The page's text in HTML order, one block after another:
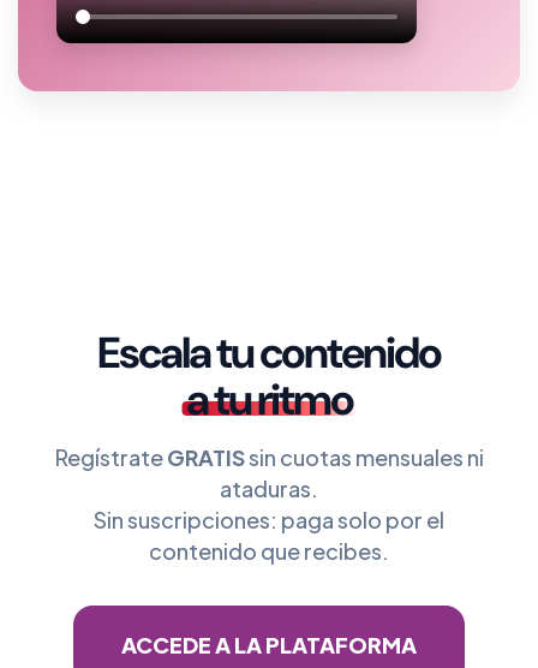
Escala tu contenido
a tu ritmo
RegístrateGRATISsin cuotas mensuales ni
ataduras.
Sin suscripciones: paga solo por el
contenido que recibes.
ACCEDE A LA PLATAFORMA